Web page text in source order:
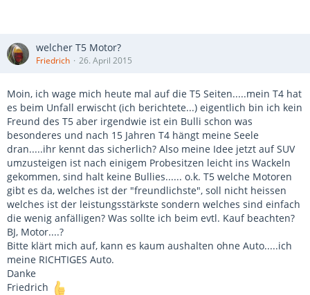
welcher T5 Motor?
Friedrich 26. April 2015
Moin, ich wage mich heute mal auf die T5 Seiten.....mein T4 hat
es beim Unfall erwischt (ich berichtete...) eigentlich bin ich kein
Freund des T5 aber irgendwie ist ein Bulli schon was
besonderes und nach 15 Jahren T4 hängt meine Seele
dran.....ihr kennt das sicherlich? Also meine Idee jetzt auf SUV
umzusteigen ist nach einigem Probesitzen leicht ins Wackeln
gekommen, sind halt keine Bullies...... o.k. T5 welche Motoren
gibt es da, welches ist der "freundlichste", soll nicht heissen
welches ist der leistungsstärkste sondern welches sind einfach
die wenig anfälligen? Was sollte ich beim evtl. Kauf beachten?
BJ, Motor....?
Bitte klärt mich auf, kann es kaum aushalten ohne Auto.....ich
meine RICHTIGES Auto.
Danke
Friedrich